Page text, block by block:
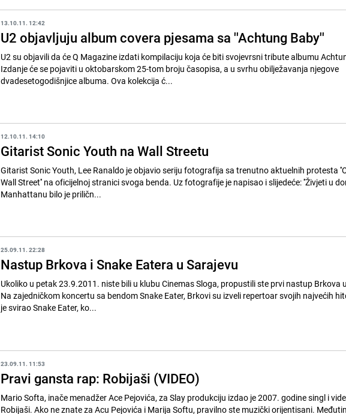
13.10.11. 12:42
U2 objavljuju album covera pjesama sa ''Achtung Baby''
U2 su objavili da će Q Magazine izdati kompilaciju koja će biti svojevrsni tribute albumu
Izdanje će se pojaviti u oktobarskom 25-tom broju časopisa, a u svrhu obilježavanja njegove
dvadesetogodišnjice albuma. Ova kolekcija ć...
12.10.11. 14:10
Gitarist Sonic Youth na Wall Streetu
Gitarist Sonic Youth, Lee Ranaldo je objavio seriju fotografija sa trenutno aktuelnih protesta
Wall Street'' na oficijelnoj stranici svoga benda. Uz fotografije je napisao i slijedeće: ''Živjeti u donjem
Manhattanu bilo je priličn...
25.09.11. 22:28
Nastup Brkova i Snake Eatera u Sarajevu
Ukoliko u petak 23.9.2011. niste bili u klubu Cinemas Sloga, propustili ste prvi nastup Brkova
Na zajedničkom koncertu sa bendom Snake Eater, Brkovi su izveli repertoar svojih najvećih
je svirao Snake Eater, ko...
23.09.11. 11:53
Pravi gansta rap: Robijaši (VIDEO)
Mario Softa, inače menadžer Ace Pejovića, za Slay produkciju izdao je 2007. godine singl i
Robijaši. Ako ne znate za Acu Pejovića i Marija Softu, pravilno ste muzički orijentisani.